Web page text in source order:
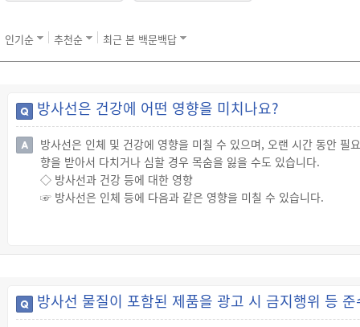
인기순 추천순 최근 본 백문백답
방사선은 건강에 어떤 영향을 미치나요?
방사선은 인체 및 건강에 영향을 미칠 수 있으며, 오랜 시간 동안
향을 받아서 다치거나 심할 경우 목숨을 잃을 수도 있습니다.
◇ 방사선과 건강 등에 대한 영향
☞ 방사선은 인체 등에 다음과 같은 영향을 미칠 수 있습니다.
방사선 물질이 포함된 제품을 광고 시 금지행위 등